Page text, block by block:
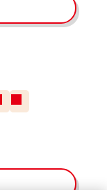
次
の
一
番